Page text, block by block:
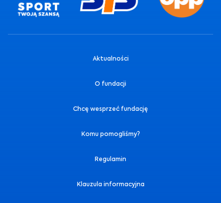
Aktualności
O fundacji
Chcę wesprzeć fundację
Komu pomogliśmy?
Regulamin
Klauzula informacyjna